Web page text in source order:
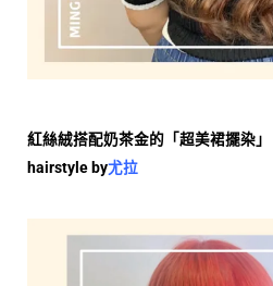
紅絲絨搭配奶茶金的「超美裙擺染」
hairstyle by尤拉